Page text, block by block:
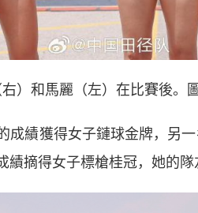
）和馬麗（左）在比賽後。
績獲得女子鏈球金牌，另一
摘得女子標槍桂冠，她的隊